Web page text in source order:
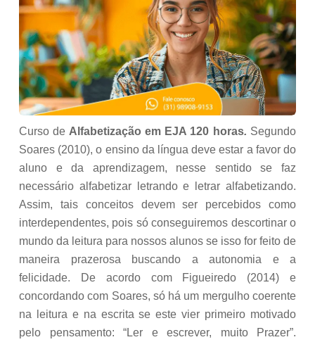
Curso de Alfabetização em EJA 120 horas. Segundo
Soares (2010), o ensino da língua deve estar a favor do
aluno e da aprendizagem, nesse sentido se faz
necessário alfabetizar letrando e letrar alfabetizando.
Assim, tais conceitos devem ser percebidos como
interdependentes, pois só conseguiremos descortinar o
mundo da leitura para nossos alunos se isso for feito de
maneira prazerosa buscando a autonomia e a
felicidade. De acordo com Figueiredo (2014) e
concordando com Soares, só há um mergulho coerente
na leitura e na escrita se este vier primeiro motivado
pelo pensamento: “Ler e escrever, muito Prazer”.